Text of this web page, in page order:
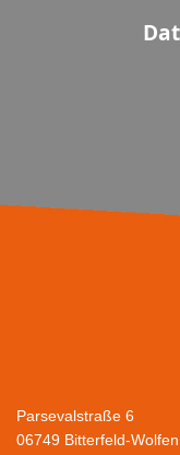
Parsevalstraße 6
06749 Bitterfeld-Wolfen